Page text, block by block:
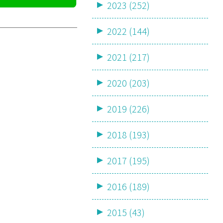
2023 (252)
2022 (144)
2021 (217)
2020 (203)
2019 (226)
2018 (193)
2017 (195)
2016 (189)
2015 (43)